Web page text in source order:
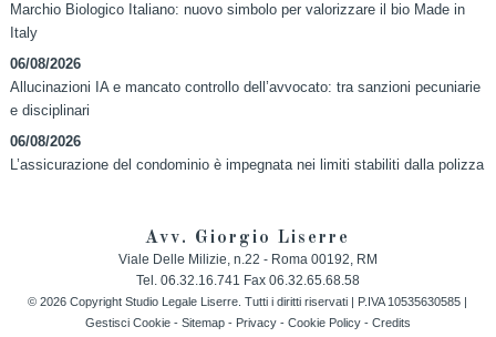
Marchio Biologico Italiano: nuovo simbolo per valorizzare il bio Made in
Italy
06/08/2026
Allucinazioni IA e mancato controllo dell’avvocato: tra sanzioni pecuniarie
e disciplinari
06/08/2026
L’assicurazione del condominio è impegnata nei limiti stabiliti dalla polizza
Avv. Giorgio Liserre
Viale Delle Milizie, n.22 - Roma 00192, RM
Tel. 06.32.16.741 Fax 06.32.65.68.58
© 2026 Copyright Studio Legale Liserre. Tutti i diritti riservati | P.IVA 10535630585 |
Gestisci Cookie- Sitemap- Privacy- Cookie Policy- Credits